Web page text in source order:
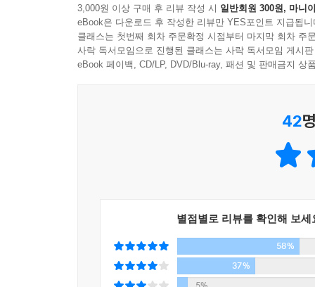
환자들이 세상 밖으로 조명 받기를 바란다는 진심
주는 한 줄기 빛 같은 영화’라는 호평을 받았다.
가수 윤종신은 [스틸 앨리스]를 테마로 한 앨범을
“점점 나를 잃어가면서도 여전히 나일 수 있는, 앨
3,000원 이상 구매 후 리뷰 작성 시 일반회원 300원, 마니
eBook은 다운로드 후 작성한 리뷰만 YES포인트 지급됩니
클래스는 첫번째 회차 주문확정 시점부터 마지막 회차 주
사락 독서모임으로 진행된 클래스는 사락 독서모임 게시
eBook 페이백, CD/LP, DVD/Blu-ray, 패션 및 판매금지 상
42
별점별로 리뷰를 확인해 보세
58%
37%
5%